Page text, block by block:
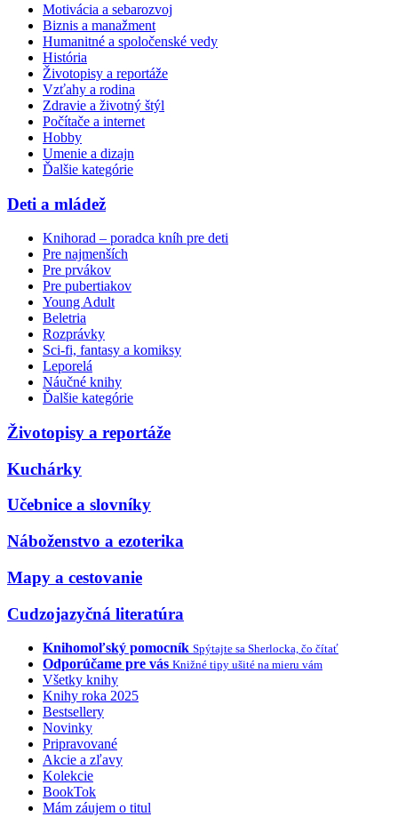
Motivácia a sebarozvoj
Biznis a manažment
Humanitné a spoločenské vedy
História
Životopisy a reportáže
Vzťahy a rodina
Zdravie a životný štýl
Počítače a internet
Hobby
Umenie a dizajn
Ďalšie kategórie
Deti a mládež
Knihorad – poradca kníh pre deti
Pre najmenších
Pre prvákov
Pre pubertiakov
Young Adult
Beletria
Rozprávky
Sci-fi, fantasy a komiksy
Leporelá
Náučné knihy
Ďalšie kategórie
Životopisy a reportáže
Kuchárky
Učebnice a slovníky
Náboženstvo a ezoterika
Mapy a cestovanie
Cudzojazyčná literatúra
Knihomoľský pomocník Spýtajte sa Sherlocka, čo čítať
Odporúčame pre vás Knižné tipy ušité na mieru vám
Všetky knihy
Knihy roka 2025
Bestsellery
Novinky
Pripravované
Akcie a zľavy
Kolekcie
BookTok
Mám záujem o titul